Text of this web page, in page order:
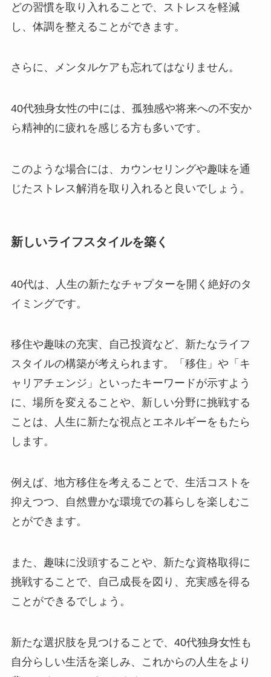
どの習慣を取り入れることで、ストレスを軽減
し、体調を整えることができます​。
さらに、メンタルケアも忘れてはなりません。
40代独身女性の中には、孤独感や将来への不安か
ら精神的に疲れを感じる方も多いです。
このような場合には、カウンセリングや趣味を通
じたストレス解消を取り入れると良いでしょう​ 。
新しいライフスタイルを築く
40代は、人生の新たなチャプターを開く絶好のタ
イミングです。
移住や趣味の充実、自己投資など、新たなライフ
スタイルの構築が考えられます。「移住」や「キ
ャリアチェンジ」といったキーワードが示すよう
に、場所を変えることや、新しい分野に挑戦する
ことは、人生に新たな視点とエネルギーをもたら
します​。
例えば、地方移住を考えることで、生活コストを
抑えつつ、自然豊かな環境での暮らしを楽しむこ
とができます。
また、趣味に没頭することや、新たな資格取得に
挑戦することで、自己成長を図り、充実感を得る
ことができるでしょう​ 。
新たな選択肢を見つけることで、40代独身女性も
自分らしい生活を楽しみ、これからの人生をより